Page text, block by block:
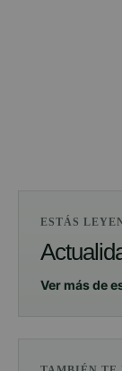
ESTÁS
Ver más de